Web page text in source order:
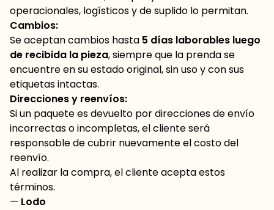
operacionales, logísticos y de suplido lo permitan.
Cambios:
Se aceptan cambios hasta 5 días laborables luego
de recibida la pieza, siempre que la prenda se
encuentre en su estado original, sin uso y con sus
etiquetas intactas.
Direcciones y reenvíos:
Si un paquete es devuelto por direcciones de envío
incorrectas o incompletas, el cliente será
responsable de cubrir nuevamente el costo del
reenvío.
Al realizar la compra, el cliente acepta estos
términos.
— Lodo